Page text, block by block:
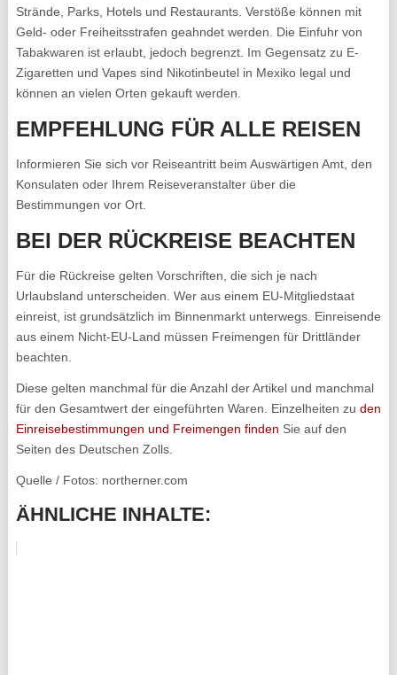
Strände, Parks, Hotels und Restaurants. Verstöße können mit
Geld- oder Freiheitsstrafen geahndet werden. Die Einfuhr von
Tabakwaren ist erlaubt, jedoch begrenzt. Im Gegensatz zu E-
Zigaretten und Vapes sind Nikotinbeutel in Mexiko legal und
können an vielen Orten gekauft werden.
EMPFEHLUNG FÜR ALLE REISEN
Informieren Sie sich vor Reiseantritt beim Auswärtigen Amt, den
Konsulaten oder Ihrem Reiseveranstalter über die
Bestimmungen vor Ort.
BEI DER RÜCKREISE BEACHTEN
Für die Rückreise gelten Vorschriften, die sich je nach
Urlaubsland unterscheiden. Wer aus einem EU-Mitgliedstaat
einreist, ist grundsätzlich im Binnenmarkt unterwegs. Einreisende
aus einem Nicht-EU-Land müssen Freimengen für Drittländer
beachten.
Diese gelten manchmal für die Anzahl der Artikel und manchmal
für den Gesamtwert der eingeführten Waren. Einzelheiten zu den
Einreisebestimmungen und Freimengen finden Sie auf den
Seiten des Deutschen Zolls.
Quelle / Fotos: northerner.com
ÄHNLICHE INHALTE: